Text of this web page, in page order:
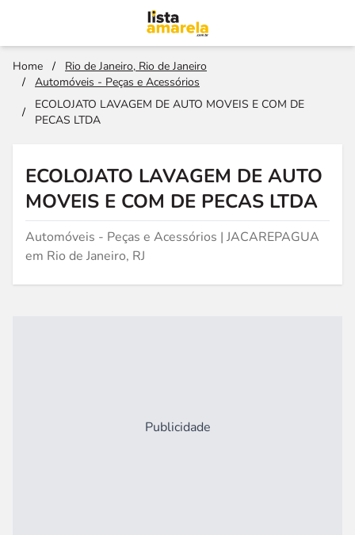
Home /
Rio de Janeiro, Rio de Janeiro
/
Automóveis - Peças e Acessórios
/
ECOLOJATO LAVAGEM DE AUTO MOVEIS E COM DE
PECAS LTDA
ECOLOJATO LAVAGEM DE AUTO
MOVEIS E COM DE PECAS LTDA
Automóveis - Peças e Acessórios | JACAREPAGUA
em Rio de Janeiro, RJ
Publicidade